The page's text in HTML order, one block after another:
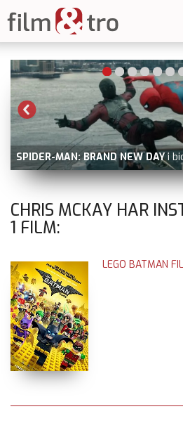
SPIDER-MAN: BRAND NEW DAY i
CHRIS MCKAY HAR
1 FILM:
LEGO BATMAN